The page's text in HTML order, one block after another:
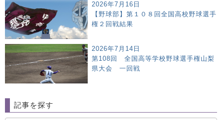
2026年7月16日
【野球部】第１０８回全国高校野球選手
権２回戦結果
2026年7月14日
第108回 全国高等学校野球選手権山梨
県大会 一回戦
記事を探す